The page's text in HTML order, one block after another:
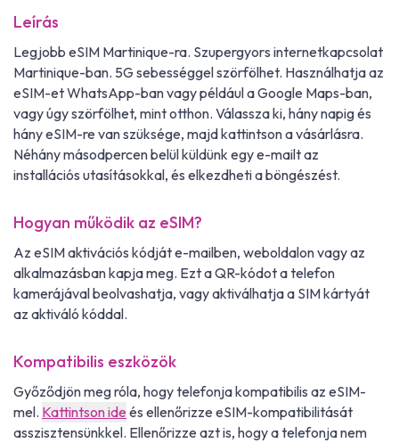
Leírás
Legjobb eSIM Martinique-ra. Szupergyors internetkapcsolat
Martinique-ban. 5G sebességgel szörfölhet. Használhatja az
eSIM-et WhatsApp-ban vagy például a Google Maps-ban,
vagy úgy szörfölhet, mint otthon. Válassza ki, hány napig és
hány eSIM-re van szüksége, majd kattintson a vásárlásra.
Néhány másodpercen belül küldünk egy e-mailt az
installációs utasításokkal, és elkezdheti a böngészést.
Hogyan működik az eSIM?
Az eSIM aktivációs kódját e-mailben, weboldalon vagy az
alkalmazásban kapja meg. Ezt a QR-kódot a telefon
kamerájával beolvashatja, vagy aktiválhatja a SIM kártyát
az aktiváló kóddal.
Kompatibilis eszközök
Győződjön meg róla, hogy telefonja kompatibilis az eSIM-
mel. Kattintson ide és ellenőrizze eSIM-kompatibilitását
asszisztensünkkel. Ellenőrizze azt is, hogy a telefonja nem